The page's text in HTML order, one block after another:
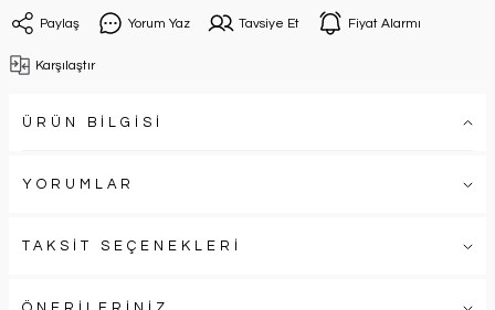
Paylaş Yorum Yaz Tavsiye Et Fiyat Alarmı
Karşılaştır
ÜRÜN BİLGİSİ
YORUMLAR
TAKSİT SEÇENEKLERİ